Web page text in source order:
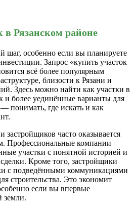
в Рязанском районе
особенно если вы планируете
Запрос «купить участок
всё более популярным
близости к Рязани и
Здесь можно найти как участки в
и более уединённые варианты для
понимать, где искать и как
застройщиков часто оказывается
Профессиональные компании
участки с понятной историей и
Кроме того, застройщики
с подведёнными коммуникациями
строительства. Это экономит
если вы впервые
земли.